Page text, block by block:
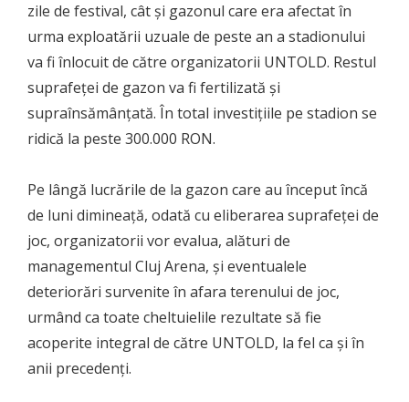
zile de festival, cât și gazonul care era afectat în
urma exploatării uzuale de peste an a stadionului
va fi înlocuit de către organizatorii UNTOLD. Restul
suprafeței de gazon va fi fertilizată și
supraînsămânțată. În total investițiile pe stadion se
ridică la peste 300.000 RON.
Pe lângă lucrările de la gazon care au început încă
de luni dimineață, odată cu eliberarea suprafeței de
joc, organizatorii vor evalua, alături de
managementul Cluj Arena, și eventualele
deteriorări survenite în afara terenului de joc,
urmând ca toate cheltuielile rezultate să fie
acoperite integral de către UNTOLD, la fel ca și în
anii precedenți.